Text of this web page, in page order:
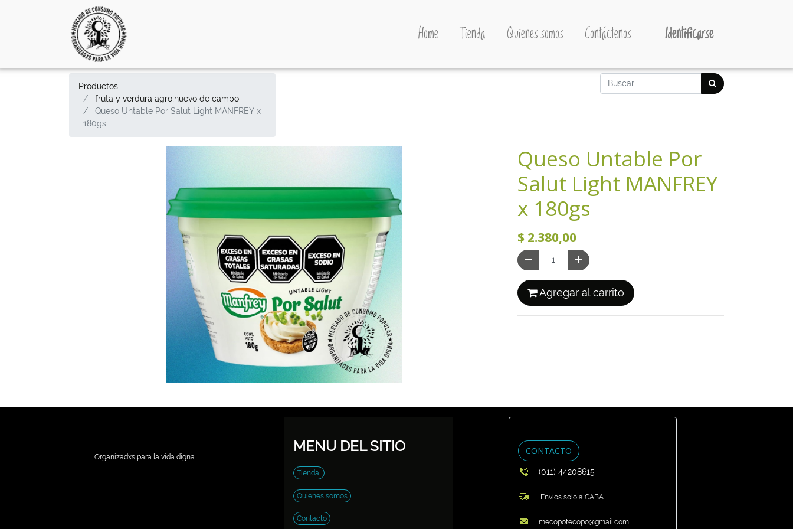
Home Tienda Quienes somos Contáctenos Identificarse
Productos
fruta y verdura agro,huevo de campo
Queso Untable Por Salut Light MANFREY x
180gs
Queso Untable Por
Salut Light MANFREY
x 180gs
$ 2.380,00
Agregar al carrito
Organizadxs para la vida digna
MENU DEL SITIO
Tienda
Quienes somos
Contacto
CONTACTO
(011) 44208615
Envíos sólo a CABA
mecopotecopo@gmail.com